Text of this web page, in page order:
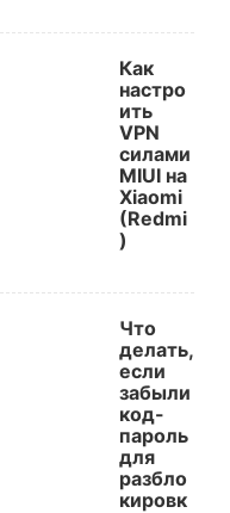
Как
настро
ить
VPN
силами
MIUI на
Xiaomi
(Redmi
)
Что
делать,
если
забыли
код-
пароль
для
разбло
кировк